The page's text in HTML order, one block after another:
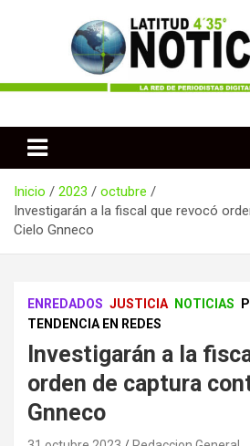
Latitud 435
Inicio 2023
octubre
Investigarán a la fiscal que revocó
Cielo Gnneco
ENREDADOS JUSTICIA NOTICIAS
TENDENCIA EN REDES
Investigarán a la
orden de captura
Gnneco